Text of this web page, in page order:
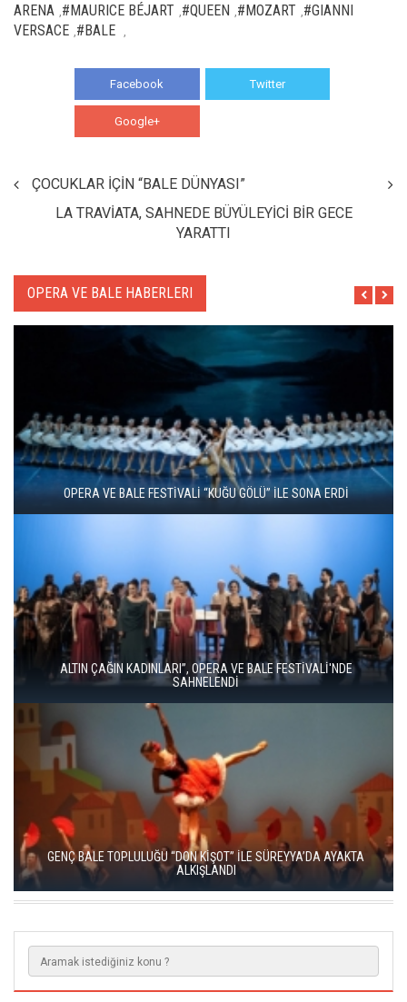
ARENA #MAURICE BÉJART #QUEEN #MOZART #GIANNI
VERSACE #BALE
Facebook Twitter
Google+
ÇOCUKLAR İÇİN “BALE DÜNYASI”
LA TRAVİATA, SAHNEDE BÜYÜLEYİCİ BİR GECE
YARATTI
OPERA VE BALE HABERLERI
ZARAFETİN AŞKIN VE TUTKUNUN DANSI: KUĞU GÖLÜ YENİDEN
SAHNEDE
16. ULUSLARARASI İSTANBUL OPERA VE BALE FESTİVALİ
“KÜLKEDİSİ” İLE BAŞLADI
LA TRAVİATA, SAHNEDE BÜYÜLEYİCİ BİR GECE YARATTI